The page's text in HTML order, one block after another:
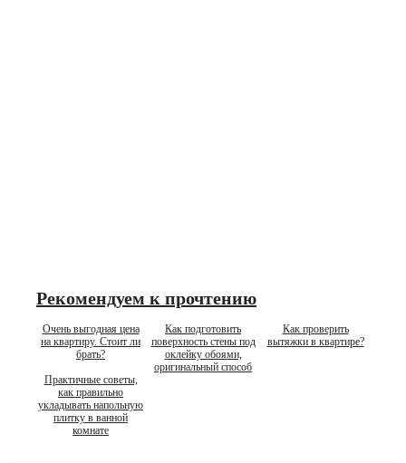
Рекомендуем к прочтению
Очень выгодная цена
на квартиру. Стоит ли
брать?
Как подготовить
поверхность стены под
оклейку обоями,
оригинальный способ
Как проверить
вытяжки в квартире?
Практичные советы,
как правильно
укладывать напольную
плитку в ванной
комнате